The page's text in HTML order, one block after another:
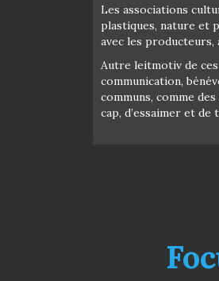
Les associations
plastiques, nature et
avec les
Autre leitmotiv de
communication,
communs, comme
cap, d’essaimer et